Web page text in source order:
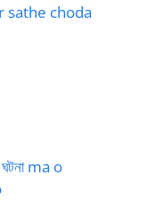
sathe choda
ঘটনা ma o